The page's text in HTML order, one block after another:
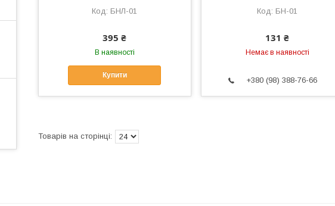
БНЛ-01
395 ₴
В наявності
Купити
БН-01
131 ₴
Немає в наявності
+380 (98) 388-76-66